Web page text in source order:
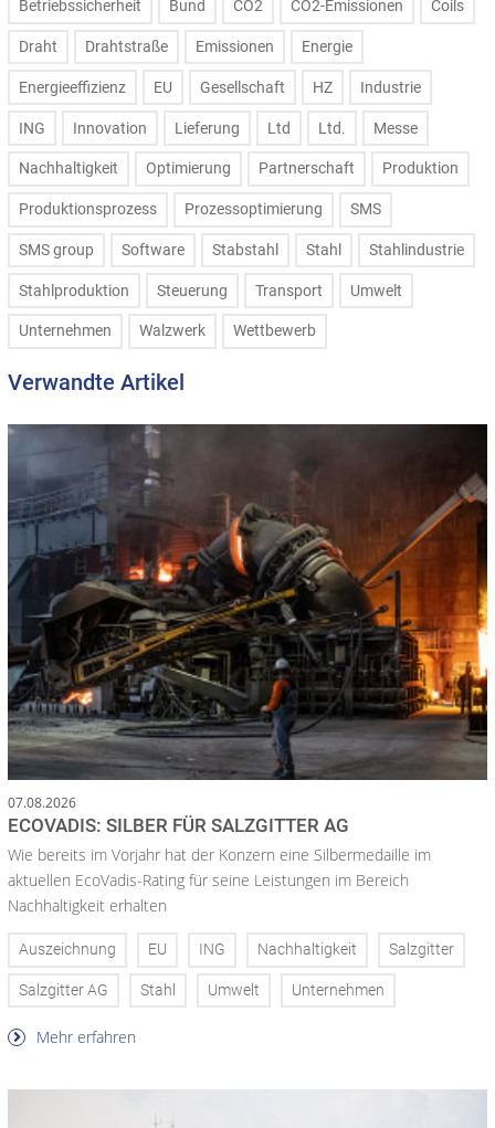
Betriebssicherheit Bund CO2 CO2-Emissionen Coils
Draht Drahtstraße Emissionen Energie
Energieeffizienz EU Gesellschaft HZ Industrie
ING Innovation Lieferung Ltd Ltd. Messe
Nachhaltigkeit Optimierung Partnerschaft Produktion
Produktionsprozess Prozessoptimierung SMS
SMS group Software Stabstahl Stahl Stahlindustrie
Stahlproduktion Steuerung Transport Umwelt
Unternehmen Walzwerk Wettbewerb
Verwandte Artikel
07.08.2026
ECOVADIS: SILBER FÜR SALZGITTER AG
Wie bereits im Vorjahr hat der Konzern eine Silbermedaille im
aktuellen EcoVadis-Rating für seine Leistungen im Bereich
Nachhaltigkeit erhalten
Auszeichnung EU ING Nachhaltigkeit Salzgitter
Salzgitter AG Stahl Umwelt Unternehmen
Mehr erfahren